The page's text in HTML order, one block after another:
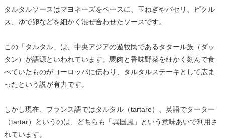
タルタルソースはマヨネーズをベースに、玉ねぎやパセリ、ピクル
ス、ゆで卵などを細かく混ぜ合わせたソースです。
この「タルタル」は、中央アジアの遊牧民であるタタール族（ダッ
タン）が語源といわれています。馬肉と香味野菜を細かく刻んで食
べていたものがヨーロッパに伝わり、タルタルステーキとして広ま
ったという説が有力です。
しかし現在、フランス語ではタルタル（tartare）、英語でターター
（tartar）というのは、どちらも「異国風」という意味あいで利用さ
れています。